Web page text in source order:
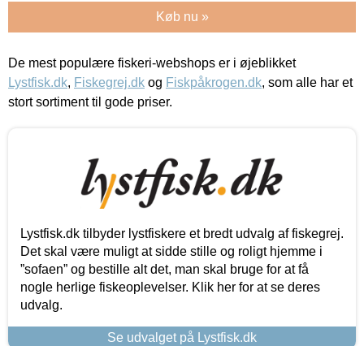
Køb nu »
De mest populære fiskeri-webshops er i øjeblikket
Lystfisk.dk, Fiskegrej.dk og Fiskpåkrogen.dk, som alle har et
stort sortiment til gode priser.
Lystfisk.dk tilbyder lystfiskere et bredt udvalg af fiskegrej.
Det skal være muligt at sidde stille og roligt hjemme i
”sofaen” og bestille alt det, man skal bruge for at få
nogle herlige fiskeoplevelser. Klik her for at se deres
udvalg.
Se udvalget på Lystfisk.dk